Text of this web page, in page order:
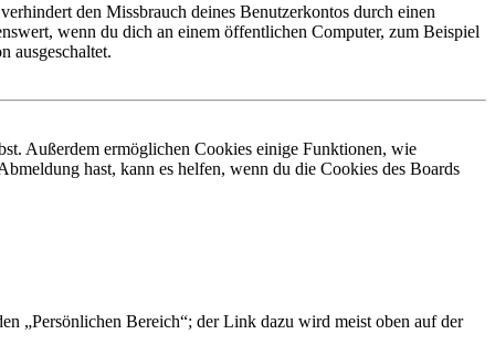
den Missbrauch deines Benutzerkontos durch einen
wenn du dich an einem öffentlichen Computer, zum Beispiel
ausgeschaltet.
Außerdem ermöglichen Cookies einige Funktionen, wie
hast, kann es helfen, wenn du die Cookies des Boards
„Persönlichen Bereich“; der Link dazu wird meist oben auf der